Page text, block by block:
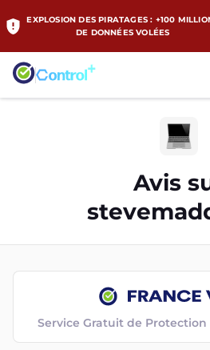
EXPLOSION DES PIRATAGES : +100
DE DONNÉES VOLÉES
Avis
Service Gratuit de